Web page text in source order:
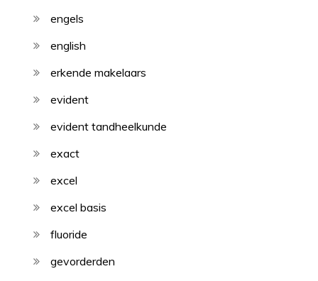
engels
english
erkende makelaars
evident
evident tandheelkunde
exact
excel
excel basis
fluoride
gevorderden